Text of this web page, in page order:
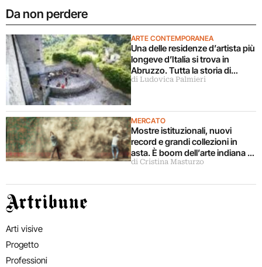
Da non perdere
ARTE CONTEMPORANEA
Una delle residenze d’artista più
longeve d’Italia si trova in
Abruzzo. Tutta la storia di
Ramo
di Ludovica Palmieri
MERCATO
Mostre istituzionali, nuovi
record e grandi collezioni in
asta. È boom dell’arte indiana e
dell’Asia meridionale
di Cristina Masturzo
Artribune
Arti visive
Progetto
Professioni